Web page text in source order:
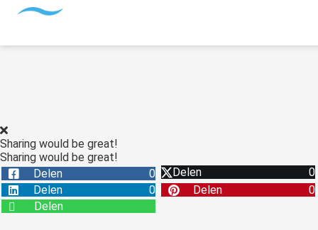
Sharing would be great!
Sharing would be great!
Delen
0 Delen
0
Delen
0 Delen
0
Delen